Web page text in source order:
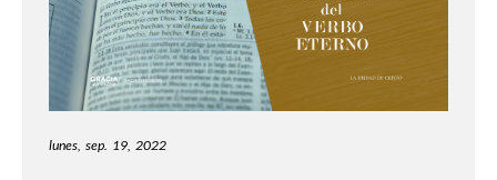
lunes, sep. 19, 2022